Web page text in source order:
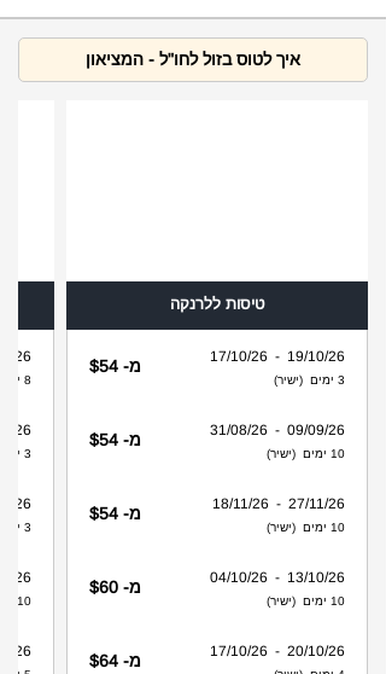
איך לטוס בזול לחו"ל - המציאון
טיסות ללרנקה
19/10/26 - 17/10/26
3 ימים (ישיר)
מ- $54
09/09/26 - 31/08/26
10 ימים (ישיר)
מ- $54
27/11/26 - 18/11/26
10 ימים (ישיר)
מ- $54
13/10/26 - 04/10/26
10 ימים (ישיר)
מ- $60
20/10/26 - 17/10/26 מ- $64
26/10/26
8 ימים (ישיר)
26/10/26
3 ימים (ישיר)
31/10/26
3 ימים (ישיר)
26/10/26
10 ימים (ישיר)
31/10/26